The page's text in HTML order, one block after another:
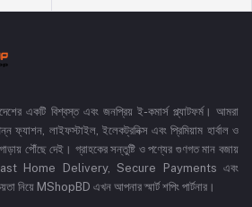
একটি বিশ্বস্ত এবং জনপ্রিয় ই-কমার্স প্ল্যাটফর্ম। আমরা
ফ্যাশন, লাইফস্টাইল, ইলেকট্রনিক্স এবং প্রিমিয়াম হার্বাল ও
পৌঁছে দেই। গ্রাহকের সন্তুষ্টি ও পণ্যের গুণগত মান বজায়
Fast Home Delivery, Secure Payments এবং
MShopBD এখন আপনার স্মার্ট শপিং পার্টনার।